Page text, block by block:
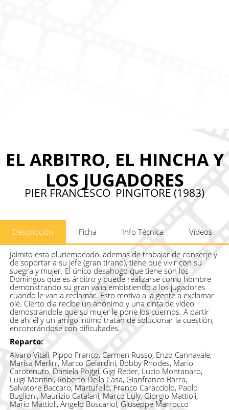
EL ARBITRO, EL HINCHA Y
LOS JUGADORES
PIER FRANCESCO PINGITORE (1983)
Descripción Ficha Info Técnica Vídeos
Jaimito esta pluriempeado, ademas de trabajar de conserje y
de soportar a su jefe (gran tirano), tiene que vivir con su
suegra y mujer. El único desahogo que tiene son los
Domingos que es árbitro y puede realizarse como hombre
demonstrando su gran valía embistiendo a los jugadores
cuando le van a reclamar. Esto motiva a la gente a exclamar
olé. Cierto dia recibe un anónimo y una cinta de video
demostrandole que su mujer le pone los cuernos. A partir
de ahi él y un amigo intimo tratan de solucionar la cuestión,
encontrándose con dificultades.
Reparto:
Alvaro Vitali, Pippo Franco, Carmen Russo, Enzo Cannavale,
Marisa Merlini, Marco Gelardini, Bobby Rhodes, Mario
Carotenuto, Daniela Poggi, Gigi Reder, Lucio Montanaro,
Luigi Montini, Roberto Della Casa, Gianfranco Barra,
Salvatore Baccaro, Martufello, Franco Caracciolo, Paolo
Buglioni, Maurizio Catalani, Marco Luly, Giorgio Mattioli,
Mario Mattioli, Angelo Boscariol, Giuseppe Marrocco